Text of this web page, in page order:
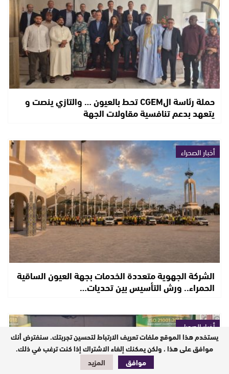
حملة رئاسة الCGEM تحط بالعيون … والتازي ينصت و
يتعهد بدعم تنافسية مقاولات الجهة
أخبار الصحراء
الشركة الجهوية متعددة الخدمات بجهة العيون الساقية
الحمراء.. ورش التأسيس بين تحديات…
أخبار الصحراء
يستخدم هذا الموقع ملفات تعريف الارتباط لتحسين تجربتك. سنفترض أنك
موافق على هذا ، ولكن يمكنك إلغاء الاشتراك إذا كنت ترغب في ذلك.
موافق
المزيد